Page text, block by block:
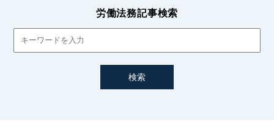
労働法務記事検索